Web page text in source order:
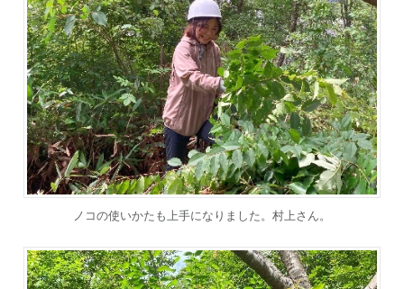
ノコの使いかたも上手になりました。村上さん。